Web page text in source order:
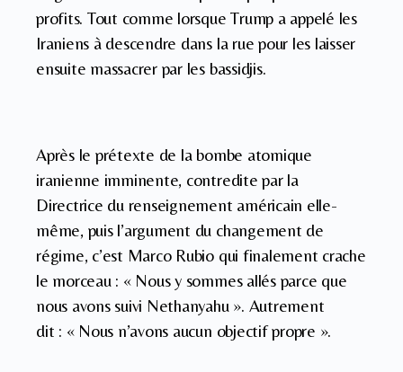
profits. Tout comme lorsque Trump a appelé les
Iraniens à descendre dans la rue pour les laisser
ensuite massacrer par les bassidjis.
Après le prétexte de la bombe atomique
iranienne imminente, contredite par la
Directrice du renseignement américain elle-
même, puis l’argument du changement de
régime, c’est Marco Rubio qui finalement crache
le morceau : « Nous y sommes allés parce que
nous avons suivi Nethanyahu ». Autrement
dit : « Nous n’avons aucun objectif propre ».